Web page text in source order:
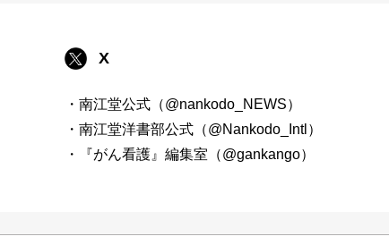
X
・南江堂公式（@nankodo_NEWS）
・南江堂洋書部公式（@Nankodo_Intl）
・『がん看護』編集室（@gankango）